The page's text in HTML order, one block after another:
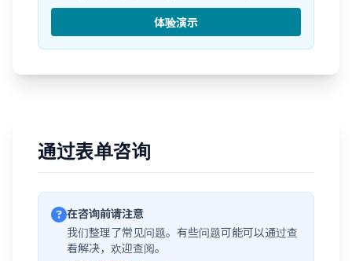
体验演示
通过表单咨询
在咨询前请注意
我们整理了常见问题。有些问题可能可以通过查
看解决，欢迎查阅。